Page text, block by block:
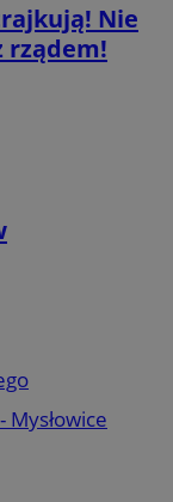
Nie
rządem!